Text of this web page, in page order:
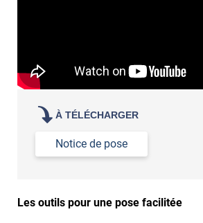
À TÉLÉCHARGER
Notice de pose
Les outils pour une pose facilitée